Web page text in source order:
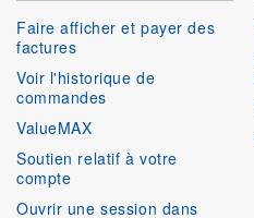
Faire afficher et payer des
factures
Voir l'historique de
commandes
ValueMAX
Soutien relatif à votre
compte
Ouvrir une session dans